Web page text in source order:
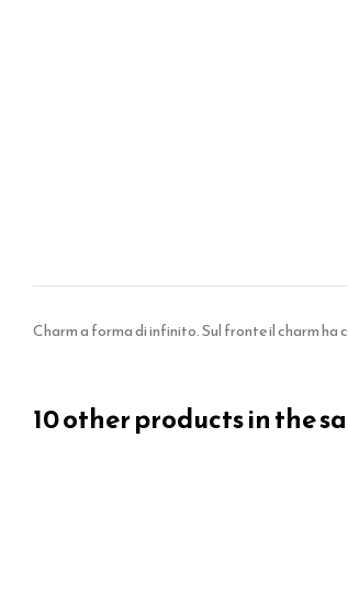
Charm a forma di infinito. Sul fronte il charm
10 other products in the